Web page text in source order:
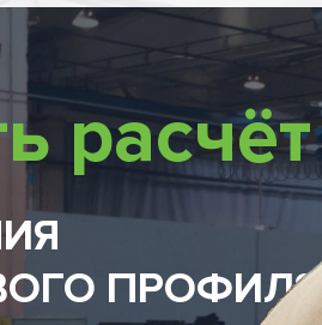
расчёт
ПРОФИЛЯ